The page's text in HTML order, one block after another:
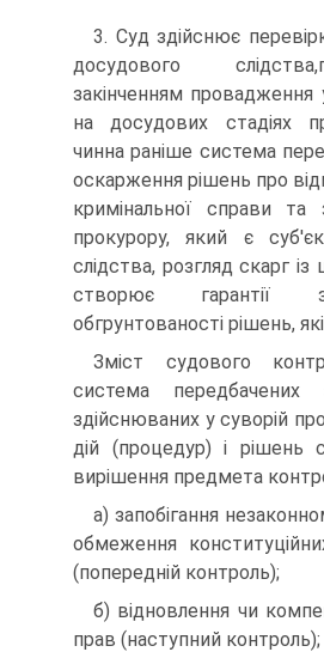
3. Суд здійснює
досудового
закінченням провадження
на досудових стадіях
чинна раніше система
оскарження рішень про
кримінальної справи та
прокурору, який є
слідства, розгляд скарг
створює гарантії
обгрунтованості рішень,
Зміст судового
система передбачених
здійснюваних у суворій
дій (процедур) і рішень
вирішення предмета
а) запобігання
обмеження
(попередній контроль);
б) відновлення чи
прав (наступний контроль);